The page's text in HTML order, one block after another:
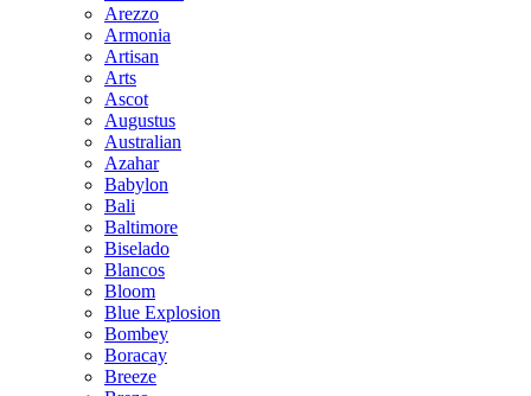
Arezzo
Armonia
Artisan
Arts
Ascot
Augustus
Australian
Azahar
Babylon
Bali
Baltimore
Biselado
Blancos
Bloom
Blue Explosion
Bombey
Boracay
Breeze